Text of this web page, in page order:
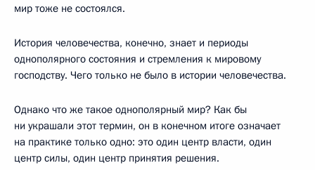
мир тоже не состоялся.
История человечества, конечно, знает и периоды
однополярного состояния и стремления к мировому
господству. Чего только не было в истории человечества.
Однако что же такое однополярный мир? Как бы
ни украшали этот термин, он в конечном итоге означает
на практике только одно: это один центр власти, один
центр силы, один центр принятия решения.